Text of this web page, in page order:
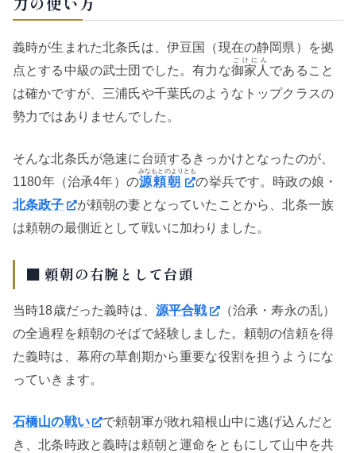
義時が生まれた北条氏は、伊豆国（現在の静岡県）を拠
点とする中級の武士団でした。有力な御家人
ごけにん
であること
は確かですが、三浦氏や千葉氏のようなトップクラスの
勢力ではありませんでした。
そんな北条氏が急速に台頭するきっかけとなったのが、
1180年（治承4年）の源頼朝
みなもとのよりとも
の挙兵です。時政の娘・
北条政子
が頼朝の妻となっていたことから、北条一族
は頼朝の最側近として戦いに加わりました。
■ 頼朝の右腕として台頭
当時18歳だった義時は、 源平合戦
（治承・寿永の乱）
の全過程を頼朝のそばで経験しました。頼朝の信頼を得
た義時は、幕府の草創期から重要な役割を担うようにな
っていきます。
石橋山の戦い
で頼朝軍が敗れ箱根山中に逃げ込んだと
き、北条時政と義時は頼朝と運命をともにして山中を共